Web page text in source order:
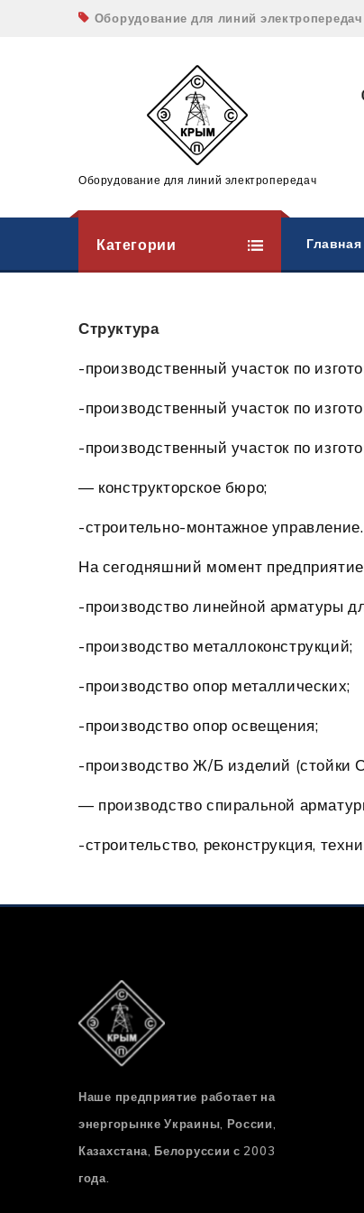
Оборудование для линий электропередач
Оборудование для линий электропередач
Категории Главная
Структура
-производственный участок по
-производственный участок по
-производственный участок по
— конструкторское бюро;
-строительно-монтажное управление.
На сегодняшний момент
-производство линейной арматуры
-производство металлоконструкций;
-производство опор металлических;
-производство опор освещения;
-производство Ж/Б изделий (стойки
— производство спиральной
-строительство, реконструкция,
Наше предприятие работает на
энергорынке Украины, России,
Казахстана, Белоруссии с 2003
года.